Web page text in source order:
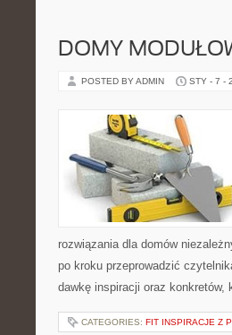
DOMY
POSTED BY ADMIN STY - 7 -
rozwiązania dla domów
po kroku przeprowadzić
dawkę inspiracji oraz
CATEGORIES: FIT INSPIRACJE Z